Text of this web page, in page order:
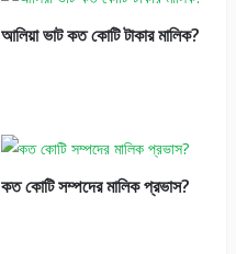
আলিয়া ভাট কত কোটি টাকার মালিক?
কত কোটি সম্পদের মালিক প্রভাস?